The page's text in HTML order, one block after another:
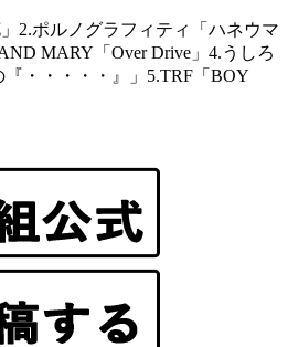
2.ポルノグラフィティ「ハネウマ
MARY「Over Drive」4.うしろ
・・・・・』」5.TRF「BOY